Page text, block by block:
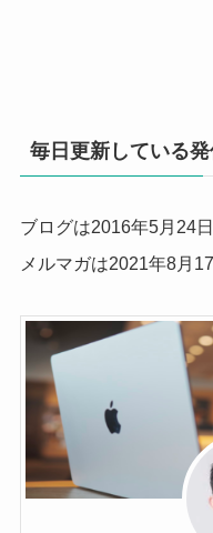
毎日更新している
ブログは2016年5月24
メルマガは2021年8月